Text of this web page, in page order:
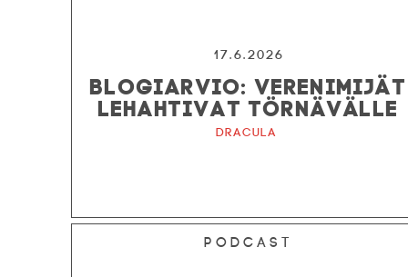
17.6.2026
BLOGIARVIO: VERENIMIJÄT
LEHAHTIVAT TÖRNÄVÄLLE
Dracula
Podcast